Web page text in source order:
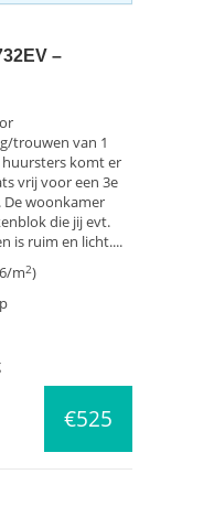
–
trouwen van 1
komt er
vrij voor een 3e
De woonkamer
die jij evt.
is ruim en licht....
m2)
€525